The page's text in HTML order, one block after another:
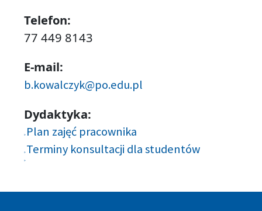
Telefon:
77 449 8143
E-mail:
b.kowalczyk@po.edu.pl
Dydaktyka:
Plan zajęć pracownika
Terminy konsultacji dla studentów